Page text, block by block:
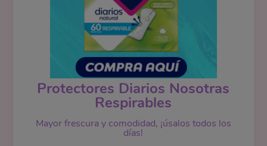
Protectores Diarios Nosotras
Respirables
Mayor frescura y comodidad, ¡úsalos todos los
días!